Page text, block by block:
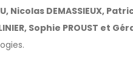
Nicolas DEMASSIEUX,
Sophie PROUST et